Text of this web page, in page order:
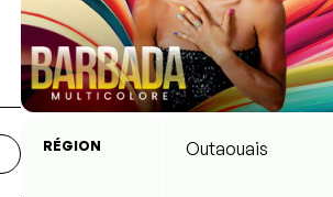
RÉGION Outaouais